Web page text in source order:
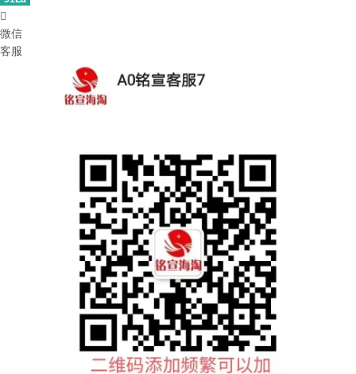

微信
客服